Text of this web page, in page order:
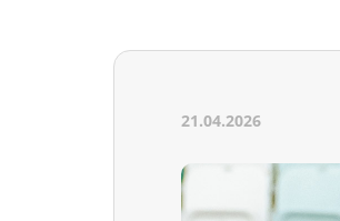
21.04.2026